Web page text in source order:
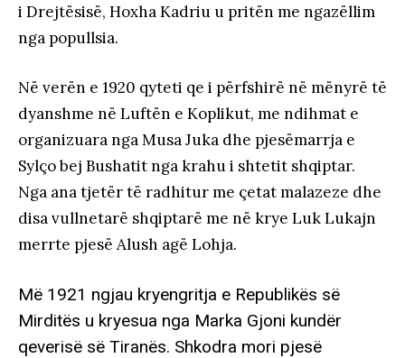
i Drejtësisë, Hoxha Kadriu u pritën me ngazëllim
nga popullsia.
Në verën e 1920 qyteti qe i përfshirë në mënyrë të
dyanshme në Luftën e Koplikut, me ndihmat e
organizuara nga Musa Juka dhe pjesëmarrja e
Sylço bej Bushatit nga krahu i shtetit shqiptar.
Nga ana tjetër të radhitur me çetat malazeze dhe
disa vullnetarë shqiptarë me në krye Luk Lukajn
merrte pjesë Alush agë Lohja.
Më 1921 ngjau kryengritja e Republikës së
Mirditës u kryesua nga Marka Gjoni kundër
qeverisë së Tiranës. Shkodra mori pjesë